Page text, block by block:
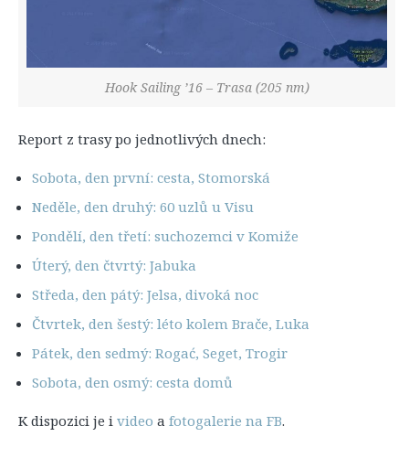
Hook Sailing ’16 – Trasa (205 nm)
Report z trasy po jednotlivých dnech:
Sobota, den první: cesta, Stomorská
Neděle, den druhý: 60 uzlů u Visu
Pondělí, den třetí: suchozemci v Komiže
Úterý, den čtvrtý: Jabuka
Středa, den pátý: Jelsa, divoká noc
Čtvrtek, den šestý: léto kolem Brače, Luka
Pátek, den sedmý: Rogać, Seget, Trogir
Sobota, den osmý: cesta domů
K dispozici je i video a fotogalerie na FB.